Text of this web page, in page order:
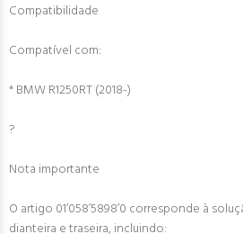
Compatibilidade
Compatível com:
* BMW R1250RT (2018-)
?
Nota importante
O artigo 01’058’5898’0 corresponde à
dianteira e traseira, incluindo: